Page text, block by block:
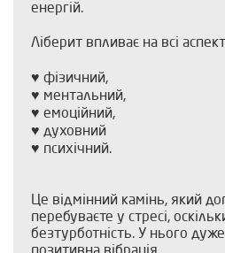
енергій.
Ліберит впливає на всі
♥ фізичний,
♥ ментальний,
♥ емоційний,
♥ духовний
♥ психічний.
Це відмінний камінь, який
перебуваєте у стресі,
безтурботність. У нього